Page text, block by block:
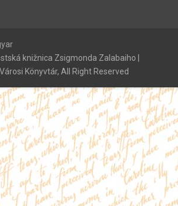
knižnica Zsigmonda Zalabaiho |
Könyvtár, All Right Reserved